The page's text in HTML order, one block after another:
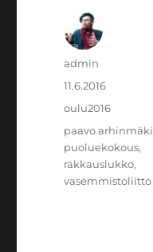
Kirjoittaja
admin
Julkaistu
11.6.2016
Kategoriat
oulu2016
Avainsanat
paavo arhinmäki
puoluekokous,
rakkauslukko,
vasemmistoliitto